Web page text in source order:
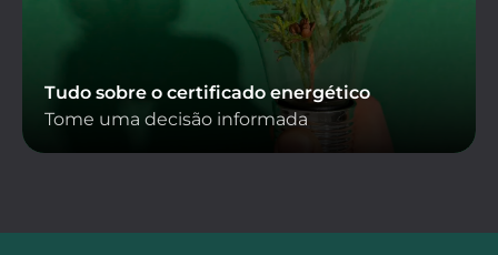
Tudo sobre o certificado energético
Tome uma decisão informada